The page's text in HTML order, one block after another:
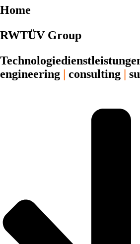
Home
RWTÜV Group
engineering | consulting |